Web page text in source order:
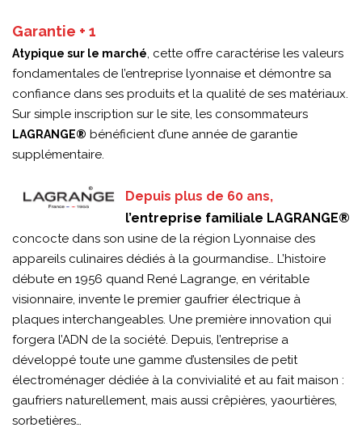
Garantie + 1
Atypique sur le marché, cette offre caractérise les valeurs
fondamentales de l’entreprise lyonnaise et démontre sa
confiance dans ses produits et la qualité de ses matériaux.
Sur simple inscription sur le site, les consommateurs
LAGRANGE® bénéficient d’une année de garantie
supplémentaire.
Depuis plus de 60 ans,
l’entreprise familiale LAGRANGE®
concocte dans son usine de la région Lyonnaise des
appareils culinaires dédiés à la gourmandise… L’histoire
débute en 1956 quand René Lagrange, en véritable
visionnaire, invente le premier gaufrier électrique à
plaques interchangeables. Une première innovation qui
forgera l’ADN de la société. Depuis, l’entreprise a
développé toute une gamme d’ustensiles de petit
électroménager dédiée à la convivialité et au fait maison :
gaufriers naturellement, mais aussi crêpières, yaourtières,
sorbetières…